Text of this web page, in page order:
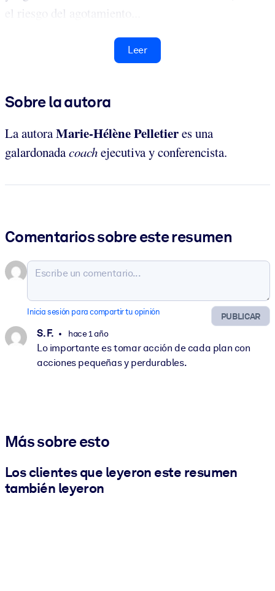
el riesgo del agotamiento...
Leer
Sobre la autora
La autoraMarie-Hélène Pelletieres una
galardonadacoachejecutiva y conferencista.
Comentarios sobre este resumen
PUBLICAR
Inicia sesión para compartir tu opinión
S. F. hace 1 año
Lo importante es tomar acción de cada plan con
acciones pequeñas y perdurables.
Más sobre esto
Los clientes que leyeron este resumen
también leyeron